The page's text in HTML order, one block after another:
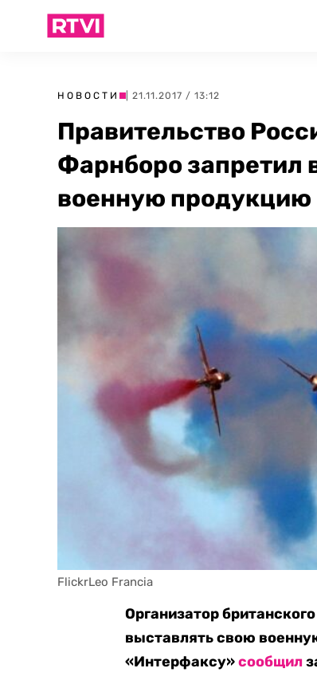
НОВОСТИ | 21.11.2017 / 13:12
Правительство
Фарнборо запретил
военную продукцию
FlickrLeo Francia
Организатор
выставлять свою
«Интерфаксу»сообщил